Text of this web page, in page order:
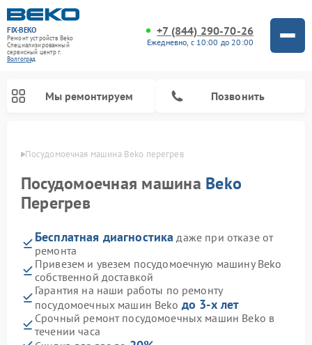
FIX-BEKO
Ремонт устройств Beko
Специализированный
cервисный центр г.
Волгоград
+7 (844) 290-70-26
Ежедневно, с 10:00 до 20:00
Мы ремонтируем Позвонить
Посудомоечная машина Beko перегрев
Посудомоечная машина Beko
Перегрев
Бесплатная диагностика даже при отказе от
ремонта
Привезем и увезем посудомоечную машину Beko
собственной доставкой
Гарантия на наши работы по ремонту
посудомоечных машин Beko до 3-х лет
Срочный ремонт посудомоечных машин Beko в
течении часа